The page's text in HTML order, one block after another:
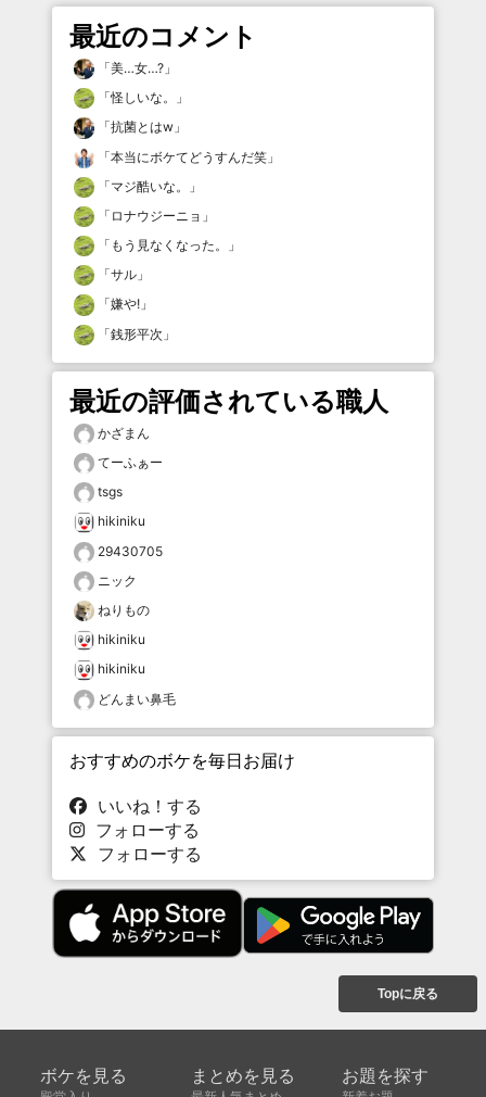
最近のコメント
「美…女…? 」
「怪しいな。
」
「抗菌とはw 」
「本当にボケてどうすんだ笑 」
「マジ酷いな。
」
「 ロナウジーニョ 」
「 もう見なくなった。
」
「サル 」
「嫌や! 」
「銭形平次 」
最近の評価されている職人
かざまん
てーふぁー
tsgs
hikiniku
29430705
ニック
ねりもの
hikiniku
hikiniku
どんまい鼻毛
おすすめのボケを毎日お届け
いいね！する
フォローする
フォローする
Topに戻る
ボケを見る まとめを見る お題を探す